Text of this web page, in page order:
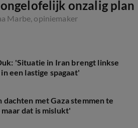
onzalig plan
Marbe, opiniemaker
'Situatie in Iran brengt linkse
een lastige spagaat'
dachten met Gaza stemmen te
dat is mislukt'